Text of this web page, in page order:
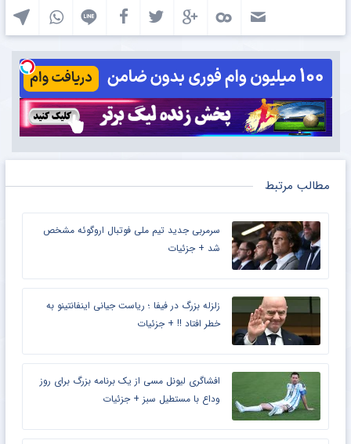
مطالب مرتبط
سرمربی جدید تیم ملی فوتبال اروگوئه مشخص
شد + جزئیات
زلزله بزرگ در فیفا ؛ ریاست جیانی اینفانتینو به
خطر افتاد !! + جزئیات
افشاگری لیونل مسی از یک برنامه بزرگ برای روز
وداع با مستطیل سبز + جزئیات